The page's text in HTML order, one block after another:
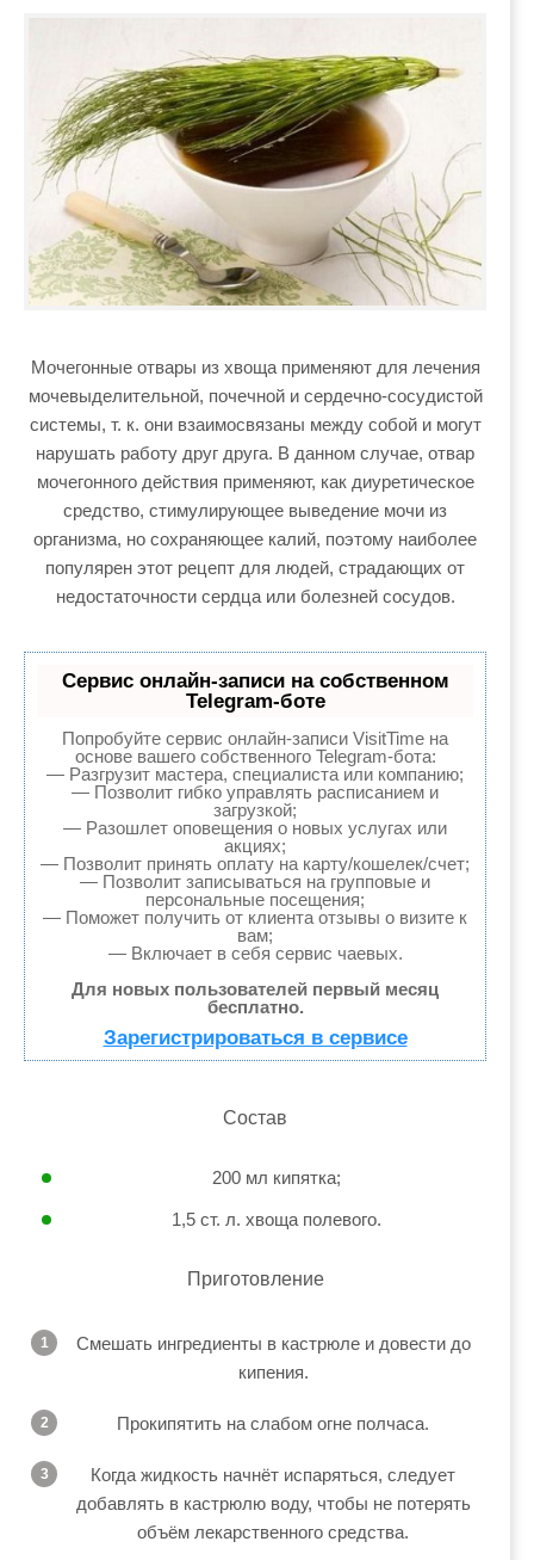
Мочегонные отвары из хвоща применяют для лечения
мочевыделительной, почечной и сердечно-сосудистой
системы, т. к. они взаимосвязаны между собой и могут
нарушать работу друг друга. В данном случае, отвар
мочегонного действия применяют, как диуретическое
средство, стимулирующее выведение мочи из
организма, но сохраняющее калий, поэтому наиболее
популярен этот рецепт для людей, страдающих от
недостаточности сердца или болезней сосудов.
Сервис онлайн-записи на собственном
Telegram-боте
Попробуйте сервис онлайн-записи VisitTime на
основе вашего собственного Telegram-бота:
— Разгрузит мастера, специалиста или компанию;
— Позволит гибко управлять расписанием и
загрузкой;
— Разошлет оповещения о новых услугах или
акциях;
— Позволит принять оплату на карту/кошелек/счет;
— Позволит записываться на групповые и
персональные посещения;
— Поможет получить от клиента отзывы о визите к
вам;
— Включает в себя сервис чаевых.
Для новых пользователей первый месяц
бесплатно.
Зарегистрироваться в сервисе
Состав
200 мл кипятка;
1,5 ст. л. хвоща полевого.
Приготовление
Смешать ингредиенты в кастрюле и довести до
кипения.
Прокипятить на слабом огне полчаса.
Когда жидкость начнёт испаряться, следует
добавлять в кастрюлю воду, чтобы не потерять
объём лекарственного средства.